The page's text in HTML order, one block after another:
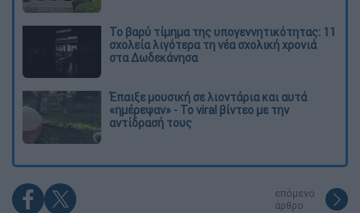
Το βαρύ τίμημα της υπογεννητικότητας: 11
σχολεία λιγότερα τη νέα σχολική χρονιά
στα Δωδεκάνησα
Έπαιξε μουσική σε λιοντάρια και αυτά
«ημέρεψαν» - Το viral βίντεο με την
αντίδρασή τους
επόμενο
άρθρο